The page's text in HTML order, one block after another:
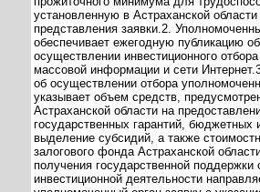
установленную в Астраханской
представления заявки.2.
обеспечивает ежегодную публикацию
осуществлении инвестиционного
массовой информации и сети Интернет.
об осуществлении отбора
указывает объем средств,
Астраханской области на
государственных гарантий, бюджетных
выделение субсидий, а также
залогового фонда Астраханской
получения государственной поддержки
инвестиционной деятельности